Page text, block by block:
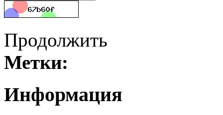
Продолжить
Метки:
Информация